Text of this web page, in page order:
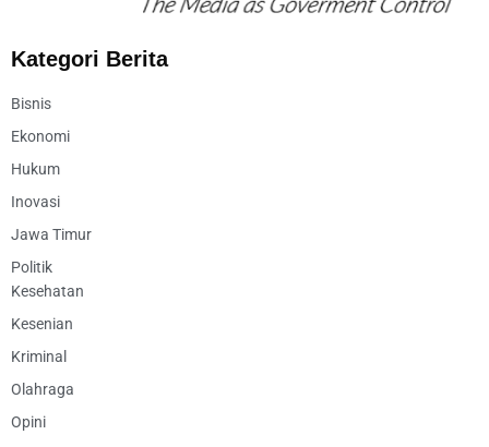
Kategori Berita
Bisnis
Ekonomi
Hukum
Inovasi
Jawa Timur
Politik
Kesehatan
Kesenian
Kriminal
Olahraga
Opini